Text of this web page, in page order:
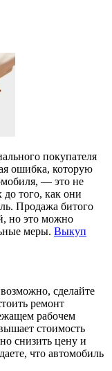
покупателя
ошибка, которую
— это не
до того, как они
Продажа битого
но это можно
меры. Выкуп
сделайте
ремонт
рабочем
стоимость
снизить цену и
что автомобиль